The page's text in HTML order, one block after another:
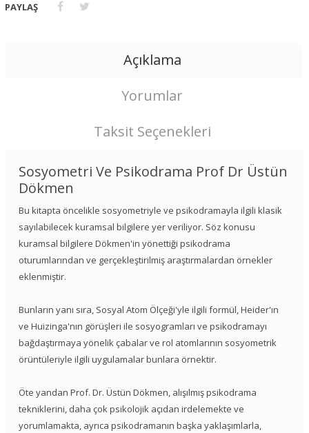
PAYLAŞ
Açıklama
Yorumlar
Taksit Seçenekleri
Sosyometri Ve Psikodrama Prof Dr Üstün
Dökmen
Bu kitapta öncelikle sosyometriyle ve psikodramayla ilgili klasik
sayılabilecek kuramsal bilgilere yer veriliyor. Söz konusu
kuramsal bilgilere Dökmen'in yönettiği psikodrama
oturumlarından ve gerçekleştirilmiş araştırmalardan örnekler
eklenmiştir.
Bunların yanı sıra, Sosyal Atom Ölçeği'yle ilgili formül, Heider'ın
ve Huizinga'nın görüşleri ile sosyogramları ve psikodramayı
bağdaştırmaya yönelik çabalar ve rol atomlarının sosyometrik
örüntüleriyle ilgili uygulamalar bunlara örnektir.
Öte yandan Prof. Dr. Üstün Dökmen, alışılmış psikodrama
tekniklerini, daha çok psikolojik açıdan irdelemekte ve
yorumlamakta, ayrıca psikodramanın başka yaklaşımlarla,